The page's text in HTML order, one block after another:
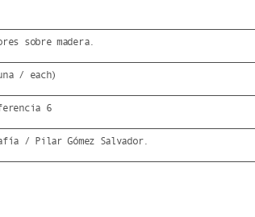
sobre madera.
/ each)
6
/ Pilar Gómez Salvador.